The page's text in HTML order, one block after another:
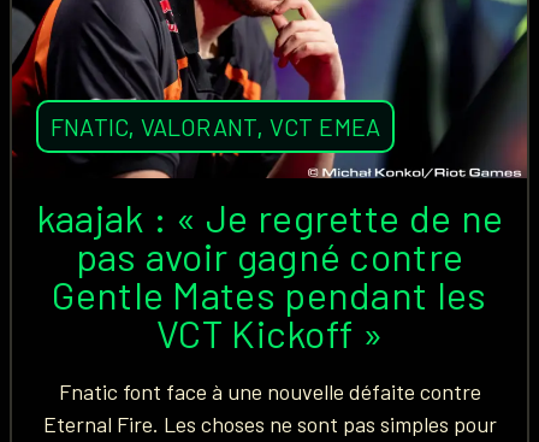
FNATIC, VALORANT, VCT EMEA
kaajak : « Je regrette de ne
pas avoir gagné contre
Gentle Mates pendant les
VCT Kickoff »
Fnatic font face à une nouvelle défaite contre
Eternal Fire. Les choses ne sont pas simples pour